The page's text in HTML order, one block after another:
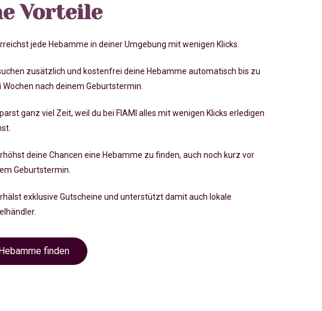
Vorteile
jede Hebamme in deiner Umgebung mit wenigen Klicks.
zusätzlich und kostenfrei deine Hebamme automatisch bis zu
Wochen nach deinem Geburtstermin.
ganz viel Zeit, weil du bei FIAMI alles mit wenigen Klicks erledigen
deine Chancen eine Hebamme zu finden, auch noch kurz vor
Geburtstermin
exklusive Gutscheine und unterstützt damit auch lokale
finden